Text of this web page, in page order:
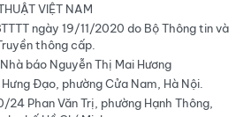
VIỆT NAM
ngày 19/11/2020 do Bộ Thông tin và
thông cấp.
báo Nguyễn Thị Mai Hương
Đạo, phường Cửa Nam, Hà Nội.
Phan Văn Trị, phường Hạnh Thông,